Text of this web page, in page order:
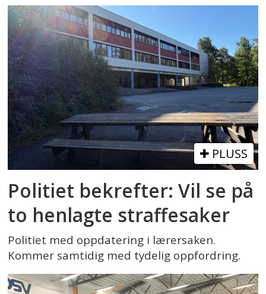
PLUSS
Politiet bekrefter: Vil se på
to henlagte straffesaker
Politiet med oppdatering i lærersaken.
Kommer samtidig med tydelig oppfordring.